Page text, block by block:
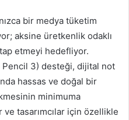
bir medya tüketim
aksine üretkenlik odaklı
etmeyi hedefliyor.
3) desteği, dijital not
hassas ve doğal bir
minimuma
tasarımcılar için özellikle